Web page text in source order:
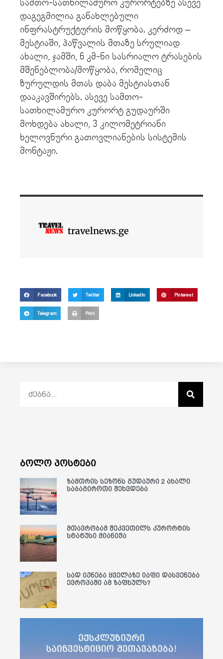
სამთო-სათხილამურო კურორტებზე ასევე
დაგეგმილია განახლებული
ინფრასტრუქტურის მოწყობა. კერძოდ –
მესტიაში, ჰაწვალის მთაზე სრულიად
ახალი, ჯამში, 6 კმ-ნი სასრიალო ტრასების
მშენებლობა/მოწყობა, რომელიც
ზურულდის მთას დაბა მესტიასთან
დააკავშირებს. ასევე სამთო-
სათხილამურო კურორტ გუდაურში
მოხდება ახალი, 3 კილომეტრიანი
ხელოვნური გათოვლიანების სისტემის
მონტაჟი.
travelnews.ge
Facebook Twitter LinkedIn Pinterest
Telegram Print
ბოლო პოსტები
ზამთრის სეზონს გუდაური 2 ახალი
საბაგიროთი შეხვდება
მთავრობამ შეკვეთილს კურორტის
სტატუსი მიანიჭა
სად იქნება ყველაზე იაფი დასვენება
ევროპაში ამ ზაფხულს?